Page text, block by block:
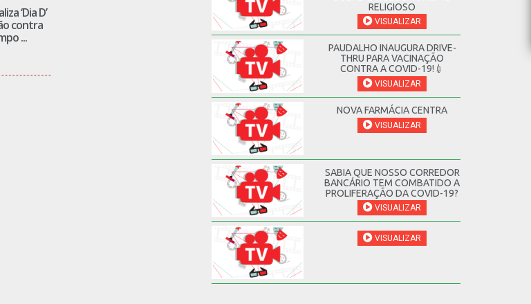
‘Dia D’
contra
...
RELIGIOSO
VISUALIZAR
PAUDALHO INAUGURA DRIVE-
THRU PARA VACINAÇÃO
CONTRA A COVID-19!💉
VISUALIZAR
NOVA FARMÁCIA CENTRA
VISUALIZAR
SABIA QUE NOSSO CORREDOR
BANCÁRIO TEM COMBATIDO A
PROLIFERAÇÃO DA COVID-19?
VISUALIZAR
VISUALIZAR